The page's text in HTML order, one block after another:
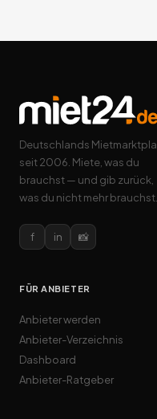
Deutschlands
seit 2006. Miete, was du
brauchst — und gib zurück,
was du nicht mehr brauchst.
f in 📸
FÜR ANBIETER
Anbieter werden
Anbieter-Verzeichnis
Dashboard
Anbieter-Ratgeber